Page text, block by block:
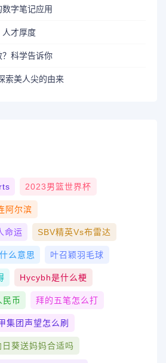
字笔记应用
人才厚度
？科学告诉你
索美人尖的由来
2023男篮世界杯
阿尔滨
命运 SBV精英vs布雷达
么意思 叶召颖羽毛球
Hycybh是什么梗
民币 拜的五笔怎么打
集团声望怎么刷
日葵送妈妈合适吗